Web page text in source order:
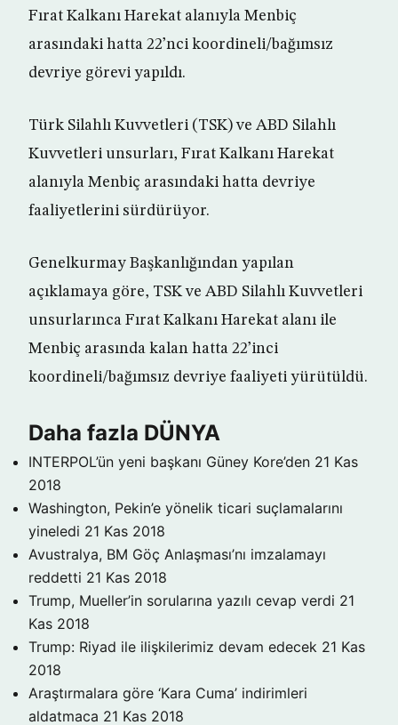
Fırat Kalkanı Harekat alanıyla Menbiç
arasındaki hatta 22’nci koordineli/bağımsız
devriye görevi yapıldı.
Türk Silahlı Kuvvetleri (TSK) ve ABD Silahlı
Kuvvetleri unsurları, Fırat Kalkanı Harekat
alanıyla Menbiç arasındaki hatta devriye
faaliyetlerini sürdürüyor.
Genelkurmay Başkanlığından yapılan
açıklamaya göre, TSK ve ABD Silahlı Kuvvetleri
unsurlarınca Fırat Kalkanı Harekat alanı ile
Menbiç arasında kalan hatta 22’inci
koordineli/bağımsız devriye faaliyeti yürütüldü.
Daha fazla DÜNYA
INTERPOL’ün yeni başkanı Güney Kore’den 21 Kas
2018
Washington, Pekin’e yönelik ticari suçlamalarını
yineledi 21 Kas 2018
Avustralya, BM Göç Anlaşması’nı imzalamayı
reddetti 21 Kas 2018
Trump, Mueller’in sorularına yazılı cevap verdi 21
Kas 2018
Trump: Riyad ile ilişkilerimiz devam edecek 21 Kas
2018
Araştırmalara göre ‘Kara Cuma’ indirimleri
aldatmaca 21 Kas 2018